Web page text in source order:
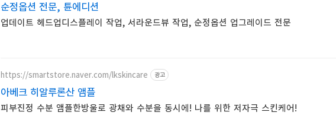
순정옵션 전문, 튠에디션
업데이트 헤드업디스플레이 작업, 서라운드뷰 작업, 순정옵션 업그레이드 전문
https://smartstore.naver.com/lkskincare 광고
아베크 히알루론산 앰플
피부진정 수분 앰플한방울로 광채와 수분을 동시에! 나를 위한 저자극 스킨케어!